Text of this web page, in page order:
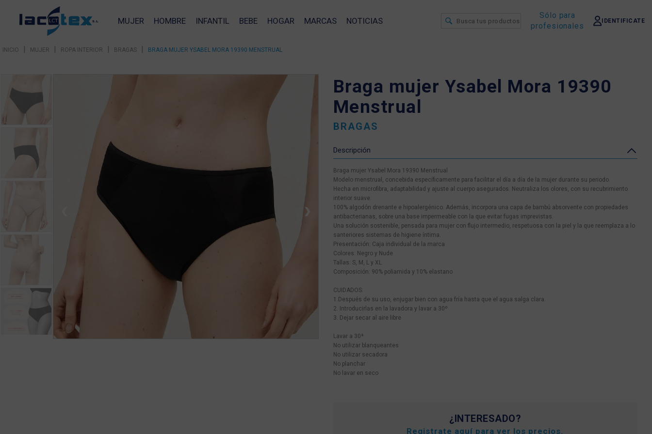
MUJER HOMBRE INFANTIL BEBE HOGAR MARCAS NOTICIAS
Sólo para
profesionales
IDENTIFICATE
INICIO | MUJER | ROPA INTERIOR | BRAGAS | BRAGA MUJER YSABEL MORA 19390 MENSTRUAL
❯
Braga mujer Ysabel Mora 19390
Menstrual
BRAGAS
Descripción
Braga mujer Ysabel Mora 19390 Menstrual
Modelo menstrual, concebida específicamente para facilitar el día a día de la mujer durante su periodo.
Hecha en microfibra, adaptabilidad y ajuste al cuerpo asegurados. Neutraliza los olores, con su recubrimiento
interior suave.
100% algodón drenante e hipoalergénico. Además, incorpora una capa de bambú absorvente con propiedades
antibacterianas, sobre una base impermeable con la que evitar fugas imprevistas.
Una solución sostenible, pensada para mujer con flujo intermedio, respetuosa con la piel y la que reemplaza a lo
santeriores sistemas de higiene íntima.
Presentación: Caja individual de la marca
Colores: Negro y Nude
Tallas: S, M, L y XL
Composición: 90% poliamida y 10% elastano
CUIDADOS:
1.Después de su uso, enjugar bien con agua fría hasta que el agua salga clara.
2. Introducirlas en la lavadora y lavar a 30º
3. Dejar secar al aire libre
Lavar a 30ª
No utilizar blanqueantes
No utilizar secadora
No planchar
No lavar en seco
¿INTERESADO?
Registrate aquí para ver los precios.